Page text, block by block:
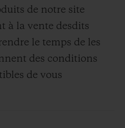
de notre site
à la vente desdits
le temps de les
des conditions
de vous